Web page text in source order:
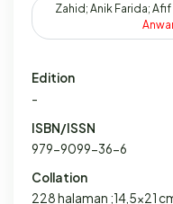
Zahid; Anik Farida;
Edition
-
ISBN/ISSN
979-9099-36-6
Collation
228 halaman ;14,5x21